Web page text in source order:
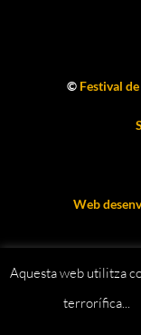
© Festival
Web
Aquesta web utilitza
terrorífica...